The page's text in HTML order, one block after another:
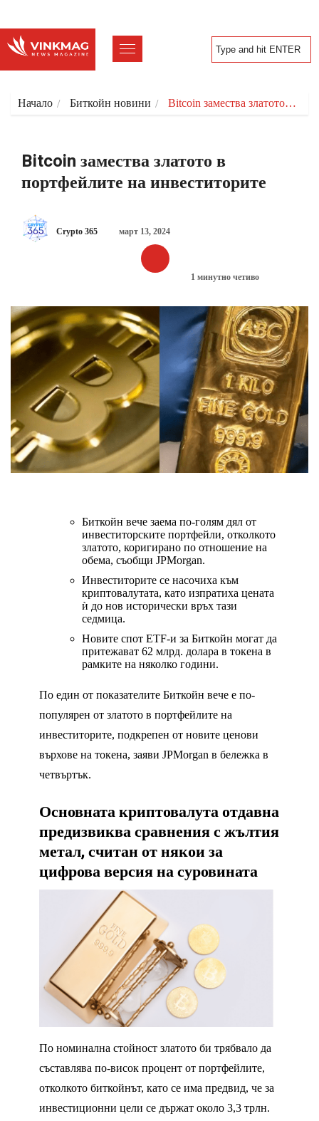
Начало Биткойн новини Bitcoin замества златото…
Bitcoin замества златото в
портфейлите на инвеститорите
Crypto 365 март 13, 2024
1 минутно четиво
Биткойн вече заема по-голям дял от
инвеститорските портфейли, отколкото
златото, коригирано по отношение на
обема, съобщи JPMorgan.
Инвеститорите се насочиха към
криптовалутата, като изпратиха цената
ѝ до нов исторически връх тази
седмица.
Новите спот ETF-и за Биткойн могат да
притежават 62 млрд. долара в токена в
рамките на няколко години.
По един от показателите Биткойн вече е по-
популярен от златото в портфейлите на
инвеститорите, подкрепен от новите ценови
върхове на токена, заяви JPMorgan в бележка в
четвъртък.
Основната криптовалута отдавна
предизвиква сравнения с жълтия
метал, считан от някои за
цифрова версия на суровината
По номинална стойност златото би трябвало да
съставлява по-висок процент от портфейлите,
отколкото биткойнът, като се има предвид, че за
инвестиционни цели се държат около 3,3 трлн.